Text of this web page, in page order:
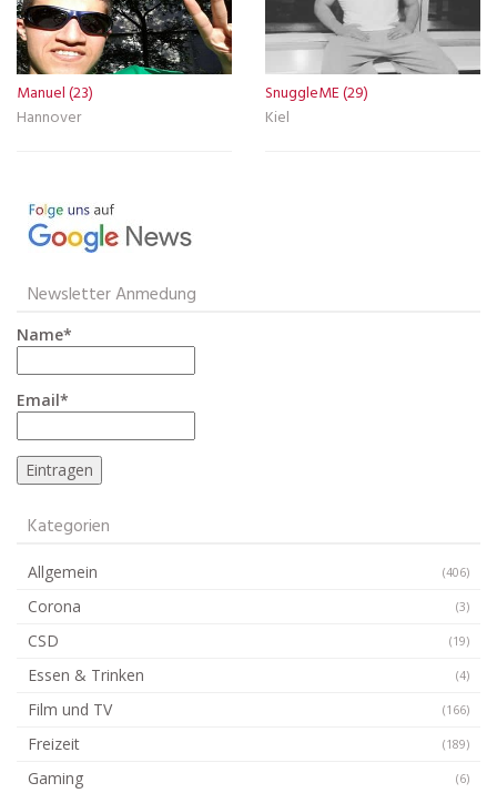
Manuel (23)
Hannover
SnuggleME (29)
Kiel
Newsletter Anmedung
Name*
Email*
Kategorien
Allgemein (406)
Corona (3)
CSD (19)
Essen & Trinken (4)
Film und TV (166)
Freizeit (189)
Gaming (6)